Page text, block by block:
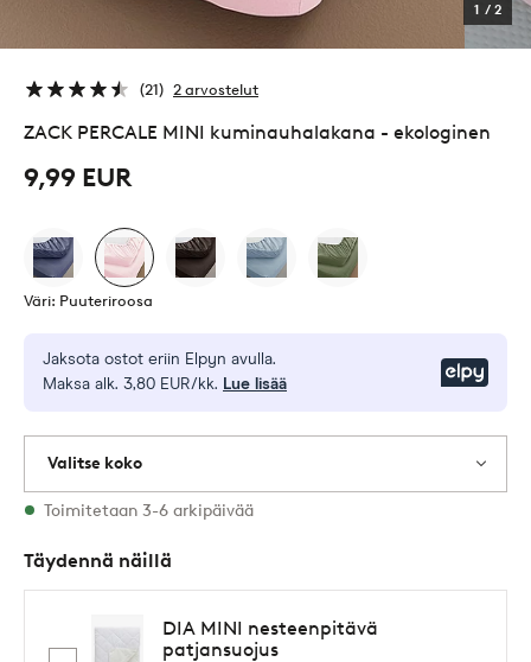
1 / 2
21 2 arvostelut
ZACK PERCALE MINI kuminauhalakana - ekologinen
9,99 EUR
Väri: Puuteriroosa
Jaksota ostot eriin Elpyn avulla.
Maksa alk. 3,80 EUR/kk. Lue lisää
Valitse koko
2 varastossa olevat koot
Toimitetaan 3-6 arkipäivää
Täydennä näillä
DIA MINI nesteenpitävä
patjansuojus